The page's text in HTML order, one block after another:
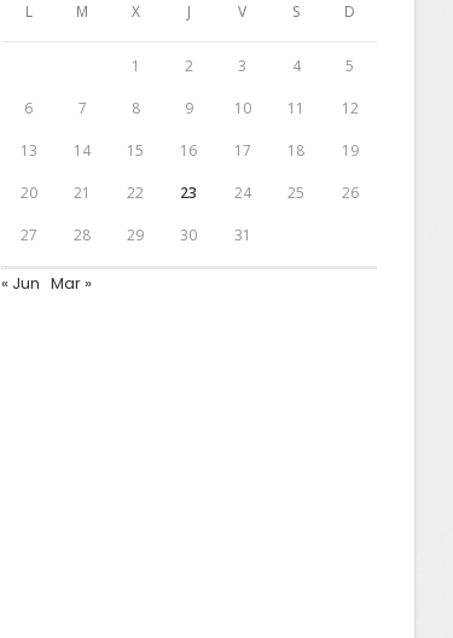
L M X J V S D
1 2 3 4 5
6 7 8 9 10 11 12
13 14 15 16 17 18 19
20 21 22 23 24 25 26
27 28 29 30 31
« Jun Mar »